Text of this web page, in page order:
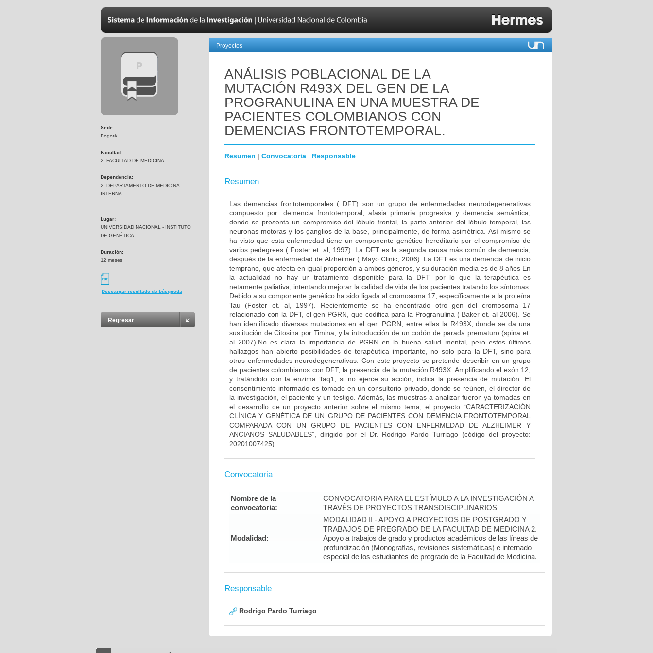
Sede:
Bogotá
Facultad:
2- FACULTAD DE MEDICINA
Dependencia:
2- DEPARTAMENTO DE MEDICINA
INTERNA
Lugar:
UNIVERSIDAD NACIONAL - INSTITUTO
DE GENÉTICA
Duración:
12 meses
Descargar resultado de búsqueda
Regresar
Proyectos
ANÁLISIS POBLACIONAL DE LA
MUTACIÓN R493X DEL GEN DE LA
PROGRANULINA EN UNA MUESTRA DE
PACIENTES COLOMBIANOS CON
DEMENCIAS FRONTOTEMPORAL.
Resumen | Convocatoria | Responsable
Resumen
Las demencias frontotemporales ( DFT) son un grupo de enfermedades neurodegenerativas
compuesto por: demencia frontotemporal, afasia primaria progresiva y demencia semántica,
donde se presenta un compromiso del lóbulo frontal, la parte anterior del lóbulo temporal, las
neuronas motoras y los ganglios de la base, principalmente, de forma asimétrica. Así mismo se
ha visto que esta enfermedad tiene un componente genético hereditario por el compromiso de
varios pedegrees ( Foster et. al, 1997). La DFT es la segunda causa más común de demencia,
después de la enfermedad de Alzheimer ( Mayo Clinic, 2006). La DFT es una demencia de inicio
temprano, que afecta en igual proporción a ambos géneros, y su duración media es de 8 años En
la actualidad no hay un tratamiento disponible para la DFT, por lo que la terapéutica es
netamente paliativa, intentando mejorar la calidad de vida de los pacientes tratando los síntomas.
Debido a su componente genético ha sido ligada al cromosoma 17, específicamente a la proteína
Tau (Foster et. al, 1997). Recientemente se ha encontrado otro gen del cromosoma 17
relacionado con la DFT, el gen PGRN, que codifica para la Progranulina ( Baker et. al 2006). Se
han identificado diversas mutaciones en el gen PGRN, entre ellas la R493X, donde se da una
sustitución de Citosina por Timina, y la introducción de un codón de parada prematuro (spina et.
al 2007).No es clara la importancia de PGRN en la buena salud mental, pero estos últimos
hallazgos han abierto posibilidades de terapéutica importante, no solo para la DFT, sino para
otras enfermedades neurodegenerativas. Con este proyecto se pretende describir en un grupo
de pacientes colombianos con DFT, la presencia de la mutación R493X. Amplificando el exón 12,
y tratándolo con la enzima Taq1, si no ejerce su acción, indica la presencia de mutación. El
consentimiento informado es tomado en un consultorio privado, donde se reúnen, el director de
la investigación, el paciente y un testigo. Además, las muestras a analizar fueron ya tomadas en
el desarrollo de un proyecto anterior sobre el mismo tema, el proyecto “CARACTERIZACIÓN
CLÍNICA Y GENÉTICA DE UN GRUPO DE PACIENTES CON DEMENCIA FRONTOTEMPORAL
COMPARADA CON UN GRUPO DE PACIENTES CON ENFERMEDAD DE ALZHEIMER Y
ANCIANOS SALUDABLES”, dirigido por el Dr. Rodrigo Pardo Turriago (código del proyecto:
20201007425).
Convocatoria
Nombre de la
convocatoria:
CONVOCATORIA PARA EL ESTÍMULO A LA INVESTIGACIÓN A
TRAVÉS DE PROYECTOS TRANSDISCIPLINARIOS
Modalidad:
MODALIDAD II - APOYO A PROYECTOS DE POSTGRADO Y
TRABAJOS DE PREGRADO DE LA FACULTAD DE MEDICINA 2.
Apoyo a trabajos de grado y productos académicos de las líneas de
profundización (Monografías, revisiones sistemáticas) e internado
especial de los estudiantes de pregrado de la Facultad de Medicina.
Responsable
Rodrigo Pardo Turriago